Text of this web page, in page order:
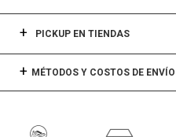
PICKUP EN TIENDAS
MÉTODOS Y COSTOS DE ENVÍO